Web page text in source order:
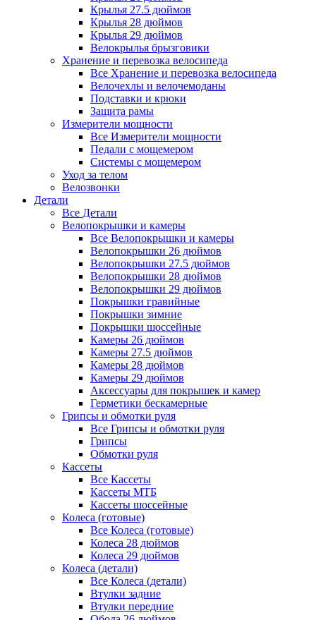
Крылья 27.5 дюймов
Крылья 28 дюймов
Крылья 29 дюймов
Велокрылья брызговики
Хранение и перевозка велосипеда
Все Хранение и перевозка велосипеда
Велочехлы и велочемоданы
Подставки и крюки
Защита рамы
Измерители мощности
Все Измерители мощности
Педали с мощемером
Системы с мощемером
Уход за телом
Велозвонки
Детали
Все Детали
Велопокрышки и камеры
Все Велопокрышки и камеры
Велопокрышки 26 дюймов
Велопокрышки 27.5 дюймов
Велопокрышки 28 дюймов
Велопокрышки 29 дюймов
Покрышки гравийные
Покрышки зимние
Покрышки шоссейные
Камеры 26 дюймов
Камеры 27.5 дюймов
Камеры 28 дюймов
Камеры 29 дюймов
Аксессуары для покрышек и камер
Герметики бескамерные
Грипсы и обмотки руля
Все Грипсы и обмотки руля
Грипсы
Обмотки руля
Кассеты
Все Кассеты
Кассеты МТБ
Кассеты шоссейные
Колеса (готовые)
Все Колеса (готовые)
Колеса 28 дюймов
Колеса 29 дюймов
Колеса (детали)
Все Колеса (детали)
Втулки задние
Втулки передние